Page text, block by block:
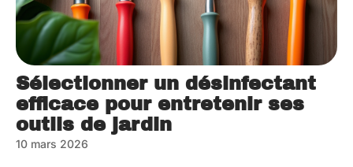
Sélectionner un désinfectant
efficace pour entretenir ses
outils de jardin
10 mars 2026